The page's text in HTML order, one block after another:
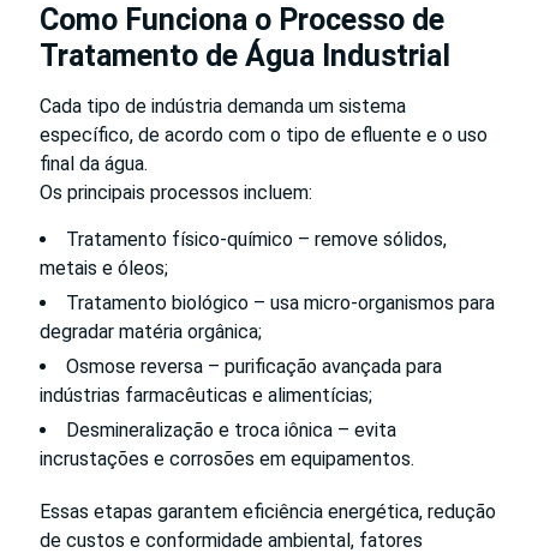
Como Funciona o Processo de
Tratamento de Água Industrial
Cada tipo de indústria demanda um sistema
específico, de acordo com o tipo de efluente e o uso
final da água.
Os principais processos incluem:
Tratamento físico-químico – remove sólidos,
metais e óleos;
Tratamento biológico – usa micro-organismos para
degradar matéria orgânica;
Osmose reversa – purificação avançada para
indústrias farmacêuticas e alimentícias;
Desmineralização e troca iônica – evita
incrustações e corrosões em equipamentos.
Essas etapas garantem eficiência energética, redução
de custos e conformidade ambiental, fatores